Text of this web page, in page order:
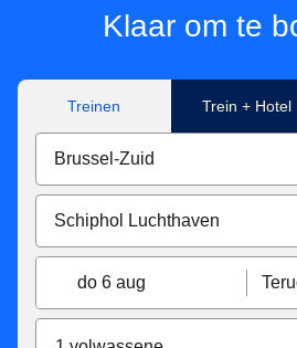
Hbf, Koeln Hbf, Düsseldorf Hbf,
Duisburg Hbf, Essen Hbf,
**Tickets beschikbaar voor reizen
Eurostar Plus en Eurostar
van/naar Paris Nord, Marne-La-
Charles de Gaulle Airport, Aachen
Düsseldorf Hbf, Düsseldorf Airport,
Hbf, Dortmund Hbf. Afhankelijk van
Eurostar Standard en Eurostar Plus
Klaar om te
Treinen Trein + Hotel
do 6 aug